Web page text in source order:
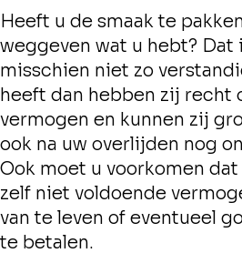
Heeft u de smaak te
weggeven wat u hebt? Dat
misschien niet zo
heeft dan hebben zij recht
vermogen en kunnen zij
ook na uw overlijden nog
Ook moet u voorkomen
zelf niet voldoende
van te leven of eventueel
te betalen.